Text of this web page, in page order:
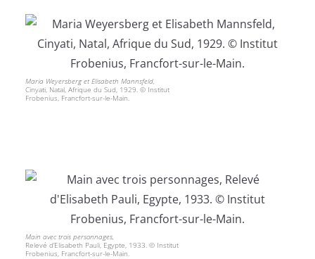
Maria Weyersberg et Elisabeth Mannsfeld,
Cinyati, Natal, Afrique du Sud, 1929. © Institut
Frobenius, Francfort-sur-le-Main.
Main avec trois personnages,
Relevé d’Elisabeth Pauli, Egypte, 1933. © Institut
Frobenius, Francfort-sur-le-Main.